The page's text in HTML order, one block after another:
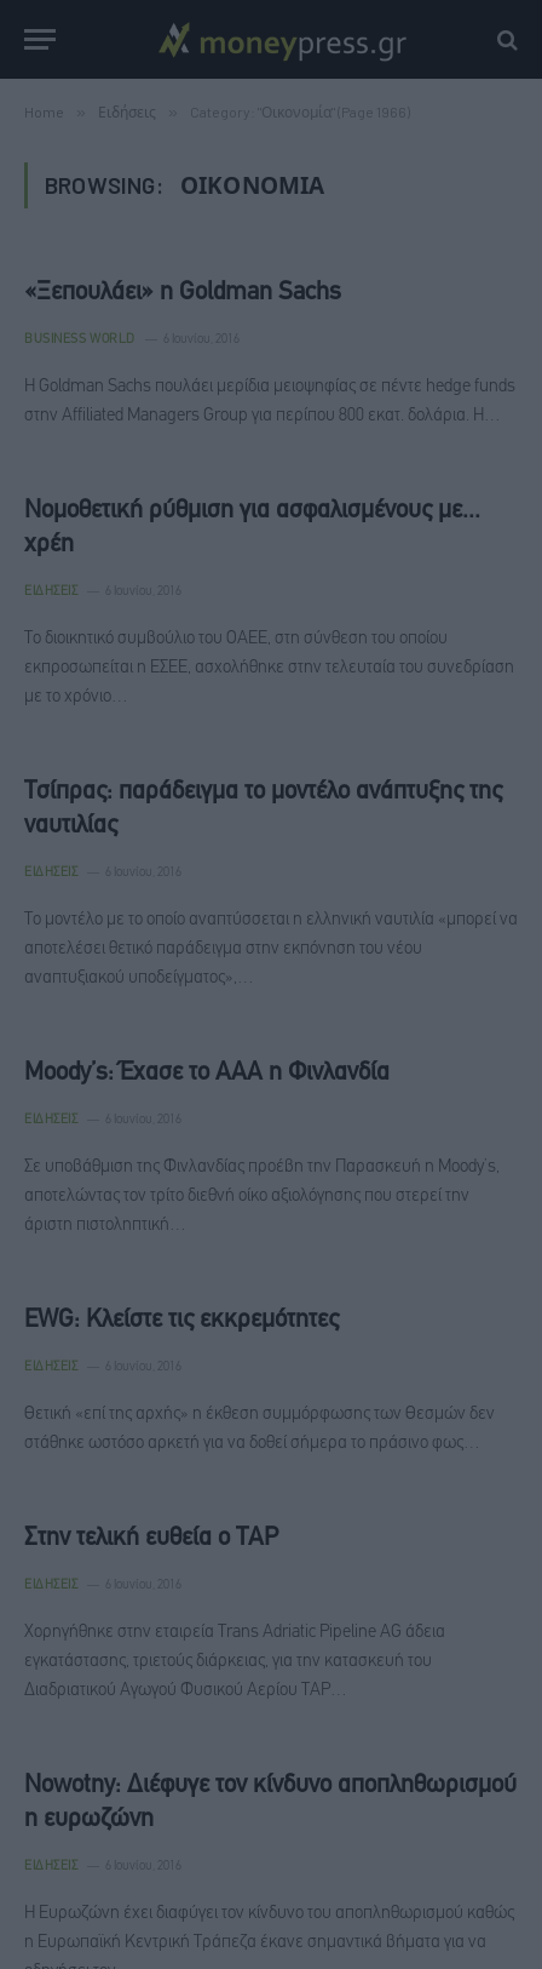
Home Ειδήσεις Category: "Οικονομία" (Page 1966)
BROWSING: ΟΙΚΟΝΟΜΊΑ
«Ξεπουλάει» η Goldman Sachs
BUSINESS WORLD 6 Ιουνίου, 2016
Η Goldman Sachs πουλάει μερίδια μειοψηφίας σε πέντε hedge funds
στην Affiliated Managers Group για περίπου 800 εκατ. δολάρια. Η…
Νομοθετική ρύθμιση για ασφαλισμένους με...
χρέη
ΕΙΔΉΣΕΙΣ 6 Ιουνίου, 2016
Το διοικητικό συμβούλιο του ΟΑΕΕ, στη σύνθεση του οποίου
εκπροσωπείται η ΕΣΕΕ, ασχολήθηκε στην τελευταία του συνεδρίαση
με το χρόνιο…
Τσίπρας: παράδειγμα το μοντέλο ανάπτυξης της
ναυτιλίας
ΕΙΔΉΣΕΙΣ 6 Ιουνίου, 2016
Το μοντέλο με το οποίο αναπτύσσεται η ελληνική ναυτιλία «μπορεί να
αποτελέσει θετικό παράδειγμα στην εκπόνηση του νέου
αναπτυξιακού υποδείγματος»,…
Moody’s: Έχασε το ΑΑΑ η Φινλανδία
ΕΙΔΉΣΕΙΣ 6 Ιουνίου, 2016
Σε υποβάθμιση της Φινλανδίας προέβη την Παρασκευή η Moody’s,
αποτελώντας τον τρίτο διεθνή οίκο αξιολόγησης που στερεί την
άριστη πιστοληπτική…
EWG: Κλείστε τις εκκρεμότητες
ΕΙΔΉΣΕΙΣ 6 Ιουνίου, 2016
Θετική «επί της αρχής» η έκθεση συμμόρφωσης των Θεσμών δεν
στάθηκε ωστόσο αρκετή για να δοθεί σήμερα το πράσινο φως…
Στην τελική ευθεία ο TAP
ΕΙΔΉΣΕΙΣ 6 Ιουνίου, 2016
Χορηγήθηκε στην εταιρεία Trans Adriatic Pipeline AG άδεια
εγκατάστασης, τριετούς διάρκειας, για την κατασκευή του
Διαδριατικού Αγωγού Φυσικού Αερίου ΤΑΡ…
Nowotny: Διέφυγε τον κίνδυνο αποπληθωρισμού
η ευρωζώνη
ΕΙΔΉΣΕΙΣ 6 Ιουνίου, 2016
Η Ευρωζώνη έχει διαφύγει τον κίνδυνο του αποπληθωρισμού καθώς
η Ευρωπαϊκή Κεντρική Τράπεζα έκανε σημαντικά βήματα για να